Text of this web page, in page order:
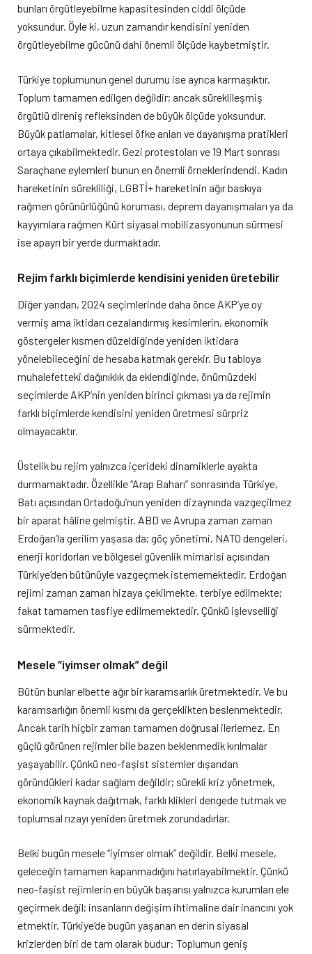
bunları örgütleyebilme kapasitesinden ciddi ölçüde
yoksundur. Öyle ki, uzun zamandır kendisini yeniden
örgütleyebilme gücünü dahi önemli ölçüde kaybetmiştir.
Türkiye toplumunun genel durumu ise ayrıca karmaşıktır.
Toplum tamamen edilgen değildir; ancak süreklileşmiş
örgütlü direniş refleksinden de büyük ölçüde yoksundur.
Büyük patlamalar, kitlesel öfke anları ve dayanışma pratikleri
ortaya çıkabilmektedir. Gezi protestoları ve 19 Mart sonrası
Saraçhane eylemleri bunun en önemli örneklerindendi. Kadın
hareketinin sürekliliği, LGBTİ+ hareketinin ağır baskıya
rağmen görünürlüğünü koruması, deprem dayanışmaları ya da
kayyımlara rağmen Kürt siyasal mobilizasyonunun sürmesi
ise apayrı bir yerde durmaktadır.
Rejim farklı biçimlerde kendisini yeniden üretebilir
Diğer yandan, 2024 seçimlerinde daha önce AKP’ye oy
vermiş ama iktidarı cezalandırmış kesimlerin, ekonomik
göstergeler kısmen düzeldiğinde yeniden iktidara
yönelebileceğini de hesaba katmak gerekir. Bu tabloya
muhalefetteki dağınıklık da eklendiğinde, önümüzdeki
seçimlerde AKP’nin yeniden birinci çıkması ya da rejimin
farklı biçimlerde kendisini yeniden üretmesi sürpriz
olmayacaktır.
Üstelik bu rejim yalnızca içerideki dinamiklerle ayakta
durmamaktadır. Özellikle “Arap Baharı” sonrasında Türkiye,
Batı açısından Ortadoğu’nun yeniden dizaynında vazgeçilmez
bir aparat hâline gelmiştir. ABD ve Avrupa zaman zaman
Erdoğan’la gerilim yaşasa da; göç yönetimi, NATO dengeleri,
enerji koridorları ve bölgesel güvenlik mimarisi açısından
Türkiye’den bütünüyle vazgeçmek istememektedir. Erdoğan
rejimi zaman zaman hizaya çekilmekte, terbiye edilmekte;
fakat tamamen tasfiye edilmemektedir. Çünkü işlevselliği
sürmektedir.
Mesele “iyimser olmak” değil
Bütün bunlar elbette ağır bir karamsarlık üretmektedir. Ve bu
karamsarlığın önemli kısmı da gerçeklikten beslenmektedir.
Ancak tarih hiçbir zaman tamamen doğrusal ilerlemez. En
güçlü görünen rejimler bile bazen beklenmedik kırılmalar
yaşayabilir. Çünkü neo-faşist sistemler dışarıdan
göründükleri kadar sağlam değildir; sürekli kriz yönetmek,
ekonomik kaynak dağıtmak, farklı klikleri dengede tutmak ve
toplumsal rızayı yeniden üretmek zorundadırlar.
Belki bugün mesele “iyimser olmak” değildir. Belki mesele,
geleceğin tamamen kapanmadığını hatırlayabilmektir. Çünkü
neo-faşist rejimlerin en büyük başarısı yalnızca kurumları ele
geçirmek değil; insanların değişim ihtimaline dair inancını yok
etmektir. Türkiye’de bugün yaşanan en derin siyasal
krizlerden biri de tam olarak budur: Toplumun geniş